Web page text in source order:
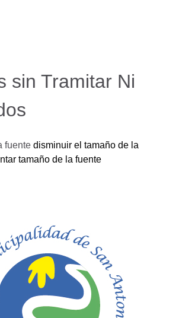
sin Tramitar Ni
fuente disminuir el tamaño de la
tamaño de la fuente